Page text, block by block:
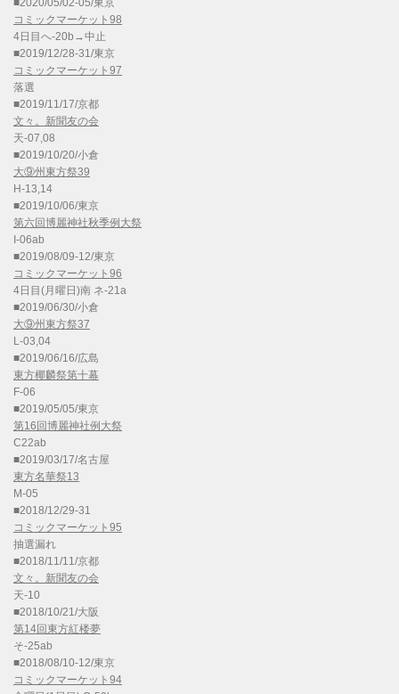
■2020/05/02-05/東京
コミックマーケット98
4日目へ-20b→中止
■2019/12/28-31/東京
コミックマーケット97
落選
■2019/11/17/京都
文々。新聞友の会
天-07,08
■2019/10/20/小倉
大⑨州東方祭39
H-13,14
■2019/10/06/東京
第六回博麗神社秋季例大祭
I-06ab
■2019/08/09-12/東京
コミックマーケット96
4日目(月曜日)南 ネ-21a
■2019/06/30/小倉
大⑨州東方祭37
L-03,04
■2019/06/16/広島
東方椰麟祭第十幕
F-06
■2019/05/05/東京
第16回博麗神社例大祭
C22ab
■2019/03/17/名古屋
東方名華祭13
M-05
■2018/12/29-31
コミックマーケット95
抽選漏れ
■2018/11/11/京都
文々。新聞友の会
天-10
■2018/10/21/大阪
第14回東方紅楼夢
そ-25ab
■2018/08/10-12/東京
コミックマーケット94